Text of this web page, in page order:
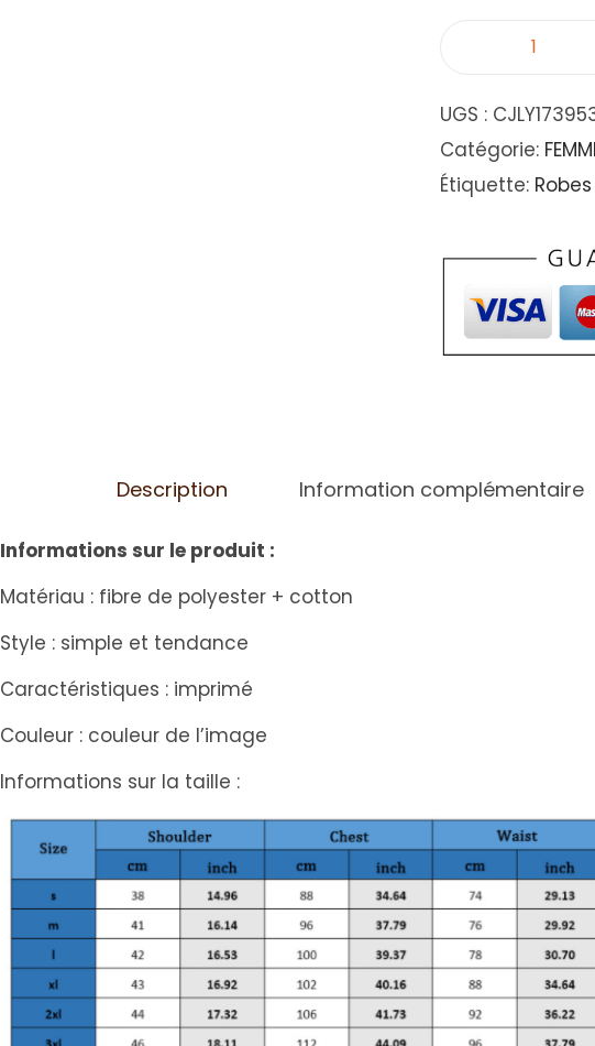
UGS :
Catégorie:
Étiquette:
Description Information complémentaire
Informations sur le produit :
Matériau : fibre de polyester + cotton
Style : simple et tendance
Caractéristiques : imprimé
Couleur : couleur de l’image
Informations sur la taille :